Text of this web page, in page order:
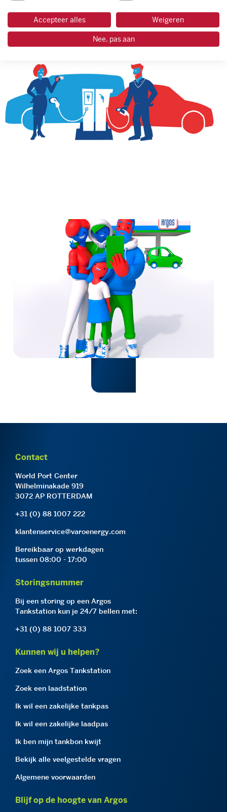
Contact
World Port Center
Wilhelminakade 919
3072 AP ROTTERDAM
+31 (0) 88 1007 222
klantenservice@varoenergy.com
Bereikbaar op werkdagen
tussen 08:00 - 17:00
Storingsnummer
Bij een storing op een Argos
Tankstation kun je 24/7 bellen met:
+31 (0) 88 1007 333
Kunnen wij u helpen?
Zoek een Argos Tankstation
Zoek een laadstation
Ik wil een zakelijke tankpas
Ik wil een zakelijke laadpas
Ik ben mijn tankbon kwijt
Bekijk alle veelgestelde vragen
Algemene voorwaarden
Blijf op de hoogte van Argos
Accepteer alles Weigeren
Nee, pas aan